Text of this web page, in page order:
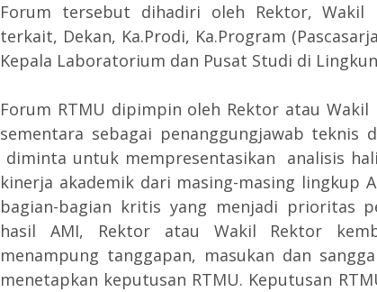
Forum tersebut dihadiri oleh Rektor, Wakil
terkait, Dekan, Ka.Prodi, Ka.Program
Kepala Laboratorium dan Pusat Studi di
Forum RTMU dipimpin oleh Rektor atau Wakil
sementara sebagai penanggungjawab teknis
diminta untuk mempresentasikan analisis
kinerja akademik dari masing-masing lingkup
bagian-bagian kritis yang menjadi prioritas
hasil AMI, Rektor atau Wakil Rektor
menampung tanggapan, masukan dan
menetapkan keputusan RTMU. Keputusan